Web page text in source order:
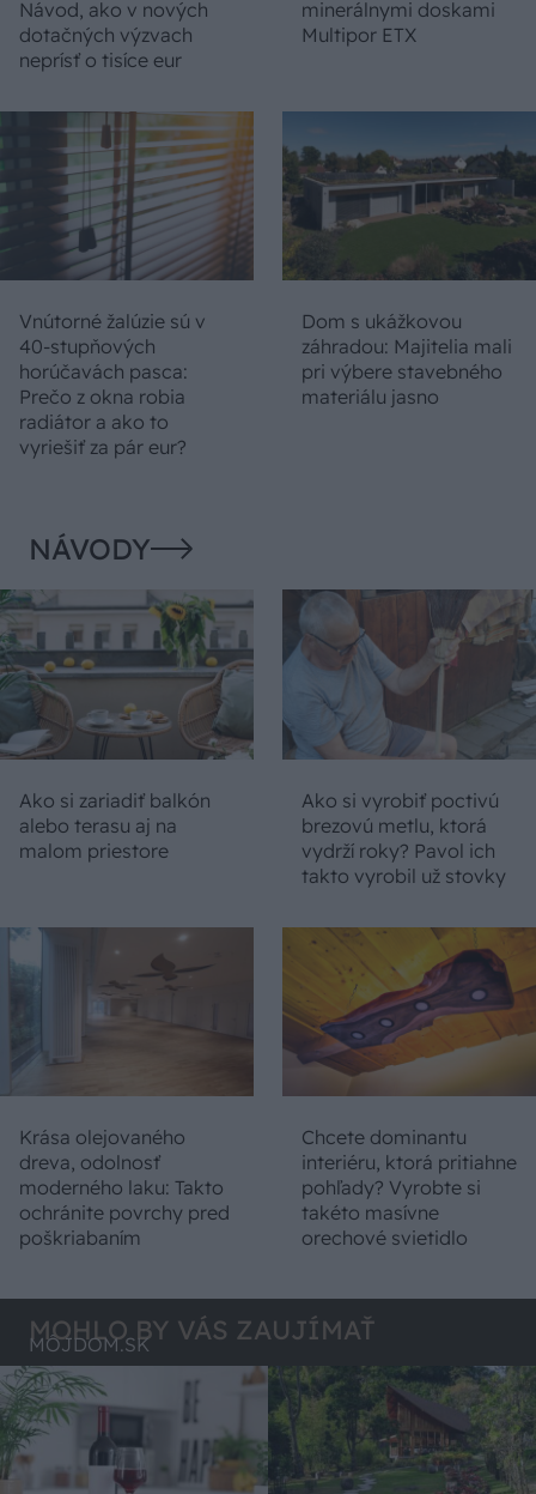
Návod, ako v nových
dotačných výzvach
neprísť o tisíce eur
minerálnymi doskami
Multipor ETX
Vnútorné žalúzie sú v
40-stupňových
horúčavách pasca:
Prečo z okna robia
radiátor a ako to
vyriešiť za pár eur?
Dom s ukážkovou
záhradou: Majitelia mali
pri výbere stavebného
materiálu jasno
NÁVODY
Ako si zariadiť balkón
alebo terasu aj na
malom priestore
Ako si vyrobiť poctivú
brezovú metlu, ktorá
vydrží roky? Pavol ich
takto vyrobil už stovky
Krása olejovaného
dreva, odolnosť
moderného laku: Takto
ochránite povrchy pred
poškriabaním
Chcete dominantu
interiéru, ktorá pritiahne
pohľady? Vyrobte si
takéto masívne
orechové svietidlo
MOHLO BY VÁS ZAUJÍMAŤ
MÔJDOM.SK